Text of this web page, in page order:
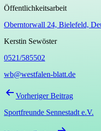
Öffentlichkeitsarbeit
Oberntorwall 24, Bielefeld,
Kerstin Sewöster
0521/585502
wb@westfalen-blatt.de
Beitragsnavigation
Vorheriger Beitrag
Sportfreunde Sennestadt e.V.